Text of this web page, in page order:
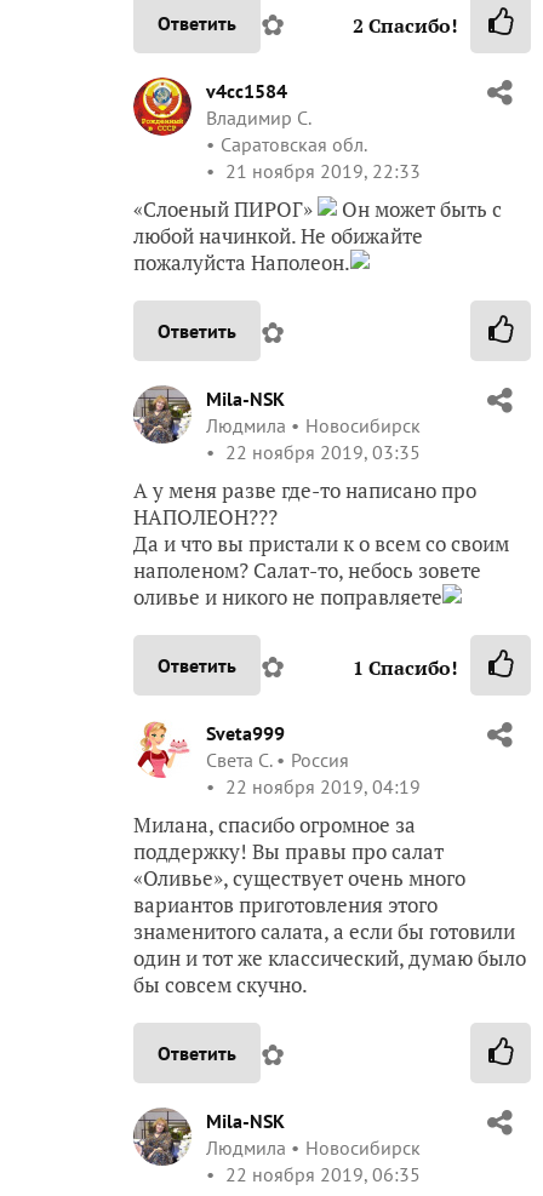
Ответить ✿ 2 Спасибо!
v4cc1584
Владимир С.
Саратовская обл.
21 ноября 2019, 22:33
«Слоеный ПИРОГ»
Он может быть с
любой начинкой. Не обижайте
пожалуйста Наполеон.
Ответить ✿
Mila-NSK
Людмила
Новосибирск
22 ноября 2019, 03:35
А у меня разве где-то написано про
НАПОЛЕОН???
Да и что вы пристали к о всем со своим
наполеном? Салат-то, небось зовете
оливье и никого не поправляете
Ответить ✿ 1 Спасибо!
Sveta999
Света С.
Россия
22 ноября 2019, 04:19
Милана, спасибо огромное за
поддержку! Вы правы про салат
«Оливье», существует очень много
вариантов приготовления этого
знаменитого салата, а если бы готовили
один и тот же классический, думаю было
бы совсем скучно.
Ответить ✿
Mila-NSK
Людмила
Новосибирск
22 ноября 2019, 06:35